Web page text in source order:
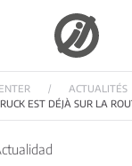
principal
ACTUALITÉS
EST DÉJÀ SUR LA